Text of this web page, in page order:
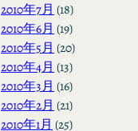
2010年7月 (18)
2010年6月 (19)
2010年5月 (20)
2010年4月 (13)
2010年3月 (16)
2010年2月 (21)
2010年1月 (25)